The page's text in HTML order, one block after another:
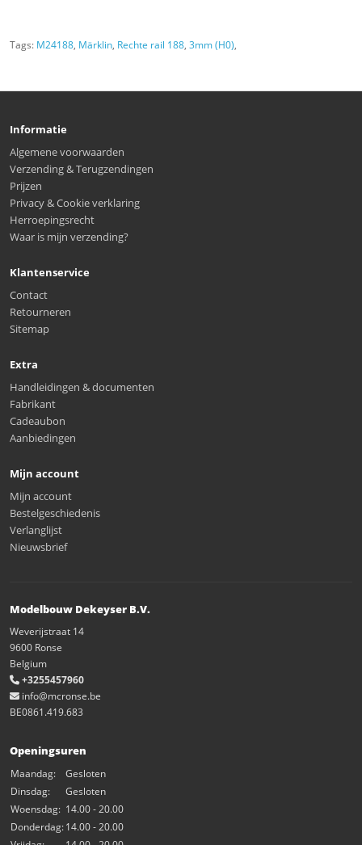
Tags: M24188, Märklin, Rechte rail 188, 3mm (H0),
Informatie
Algemene voorwaarden
Verzending & Terugzendingen
Prijzen
Privacy & Cookie verklaring
Herroepingsrecht
Waar is mijn verzending?
Klantenservice
Contact
Retourneren
Sitemap
Extra
Handleidingen & documenten
Fabrikant
Cadeaubon
Aanbiedingen
Mijn account
Mijn account
Bestelgeschiedenis
Verlanglijst
Nieuwsbrief
Modelbouw Dekeyser B.V.
Weverijstraat 14
9600 Ronse
Belgium
+3255457960
info@mcronse.be
BE0861.419.683
Openingsuren
Maandag:
Gesloten
Dinsdag:
Gesloten
Woensdag: 14.00 - 20.00
Donderdag:14.00 - 20.00